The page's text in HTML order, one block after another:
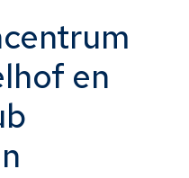
en